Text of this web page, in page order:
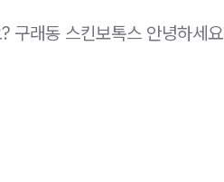
구래동 스킨보톡스 안녕하세